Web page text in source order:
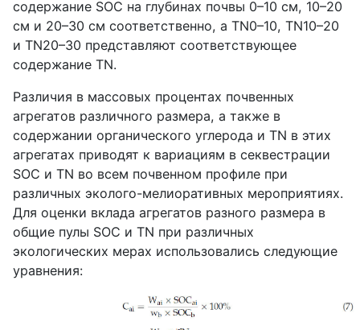
содержание SOC на глубинах почвы 0–10 см, 10–20
см и 20–30 см соответственно, а TN0–10, TN10–20
и TN20–30 представляют соответствующее
содержание TN.
Различия в массовых процентах почвенных
агрегатов различного размера, а также в
содержании органического углерода и TN в этих
агрегатах приводят к вариациям в секвестрации
SOC и TN во всем почвенном профиле при
различных эколого-мелиоративных мероприятиях.
Для оценки вклада агрегатов разного размера в
общие пулы SOC и TN при различных
экологических мерах использовались следующие
уравнения: